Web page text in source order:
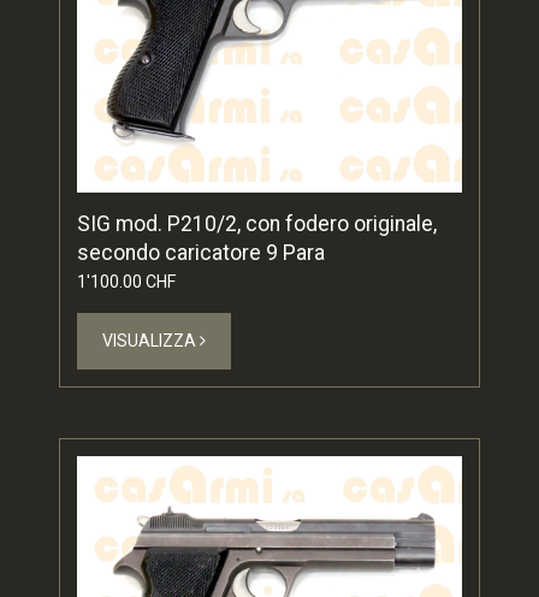
SIG mod. P210/2, con fodero originale,
secondo caricatore 9 Para
1'100.00 CHF
VISUALIZZA